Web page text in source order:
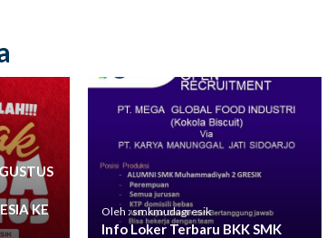
KE
Oleh : smkmudagresik
Info Loker Terbaru BKK SMK